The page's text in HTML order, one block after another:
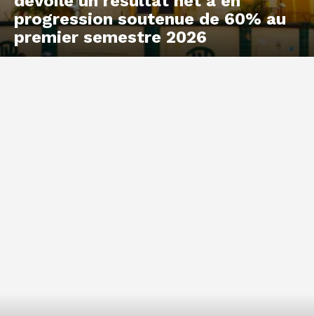
progression soutenue de 60% au
premier semestre 2026